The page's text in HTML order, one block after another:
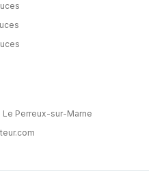
Le Perreux-sur-Marne